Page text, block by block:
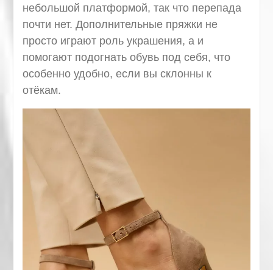
небольшой платформой, так что перепада
почти нет. Дополнительные пряжки не
просто играют роль украшения, а и
помогают подогнать обувь под себя, что
особенно удобно, если вы склонны к
отёкам.